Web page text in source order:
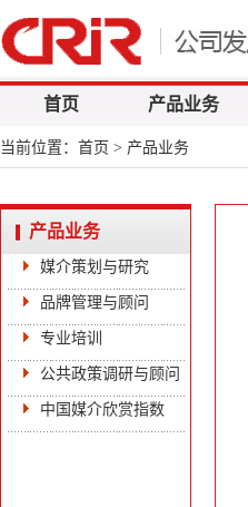
首页 产品业务
当前位置： 首页 > 产品业务
产品业务
媒介策划与研究
品牌管理与顾问
专业培训
公共政策调研与顾问
中国媒介欣赏指数